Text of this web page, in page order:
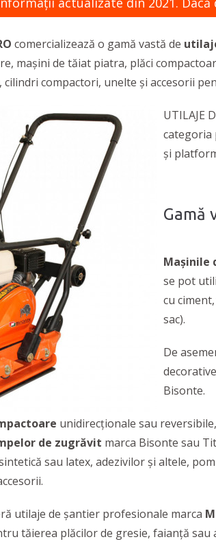
comercializează o gamă vastă de
mașini de tăiat piatra, plăci
compactori, unelte și accesorii
UTILAJE
categoria
și
Gamă
Mașinile
se pot
cu
sac).
De
Bisonte.
unidirecționale sau
de zugrăvit marca Bisonte sau
sau latex, adezivilor și altele,
utilaje de șantier profesionale marca
tăierea plăcilor de gresie, faianță sau